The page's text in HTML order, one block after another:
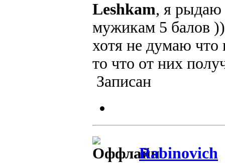
Leshkam, я
мужикам 5 балов
хотя не думаю что
то что от них
Записан
Rabinovich